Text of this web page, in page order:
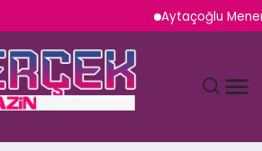
Aytaçoğlu Menemen: